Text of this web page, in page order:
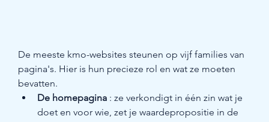
De meeste kmo-websites steunen op vijf families van
pagina's. Hier is hun precieze rol en wat ze moeten
bevatten.
De homepagina : ze verkondigt in één zin wat je
doet en voor wie, zet je waardepropositie in de